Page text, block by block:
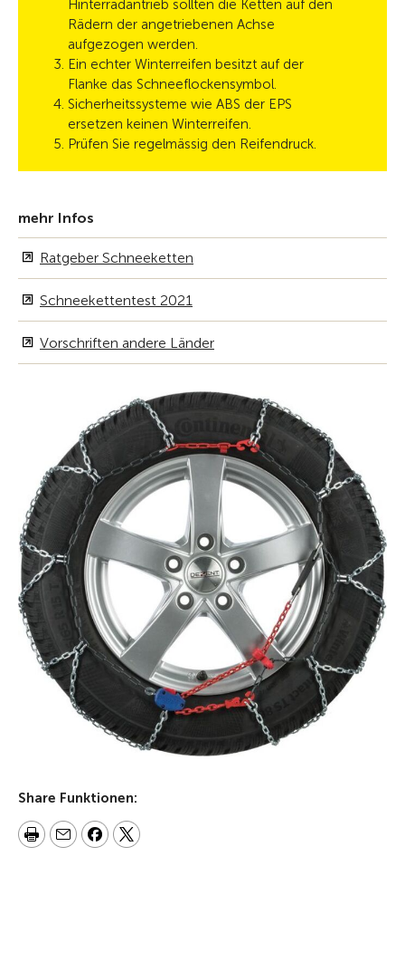
Hinterradantrieb sollten die Ketten auf den
Rädern der angetriebenen Achse
aufgezogen werden.
Ein echter Winterreifen besitzt auf der
Flanke das Schneeflockensymbol.
Sicherheitssysteme wie ABS der EPS
ersetzen keinen Winterreifen.
Prüfen Sie regelmässig den Reifendruck.
mehr Infos
Ratgeber Schneeketten
Schneekettentest 2021
Vorschriften andere Länder
Share Funktionen: